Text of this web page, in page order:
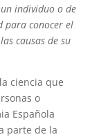
individuo o de
para conocer el
causas de su
ciencia que
o
Española
parte de la